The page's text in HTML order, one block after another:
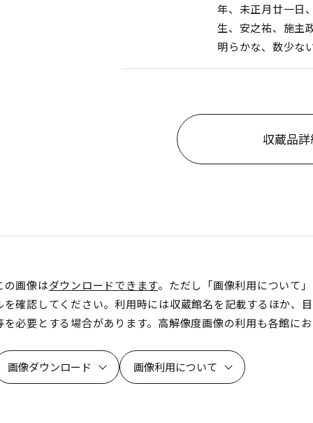
年、未正月廿一日
生、安之祐、施主
明らかな、数少な
収蔵品
の画像はダウンロードできます。ただし「画像利用について
を確認してください。利用時には収蔵館名を記載するほか、
を必要とする場合があります。高解像度画像の利用も各館にお
画像ダウンロード 画像利用について